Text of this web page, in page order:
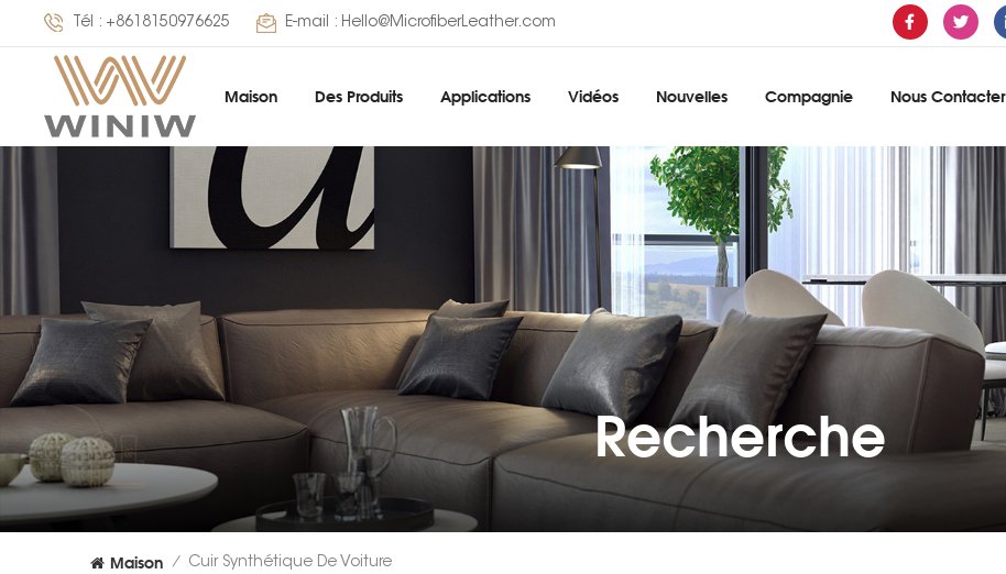
Tél : +8618150976625 E-mail : Hello@MicrofiberLeather.com
Maison Des Produits Applications Vidéos Nouvelles Compagnie Nous Contacter
Recherche
Maison / Cuir Synthétique De Voiture